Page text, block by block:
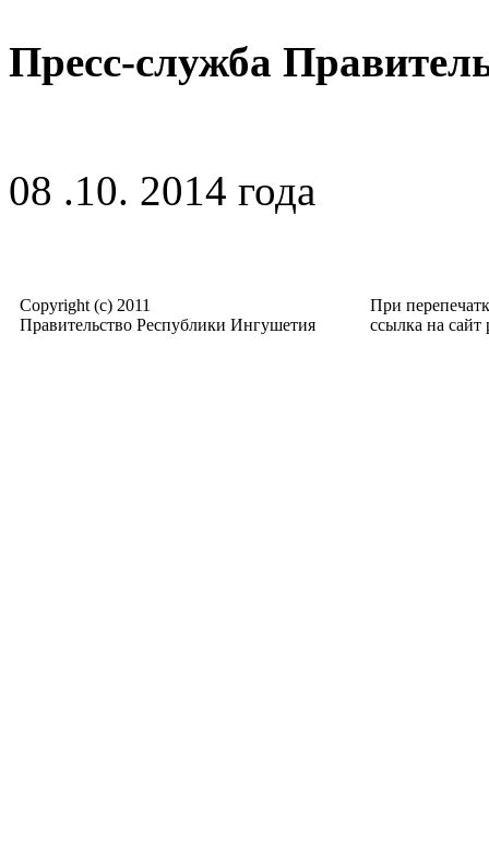
Пресс-служба
08 .10. 2014 года
Copyright (c) 2011
Правительство Республики Ингушетия
При
ссылка на сайт